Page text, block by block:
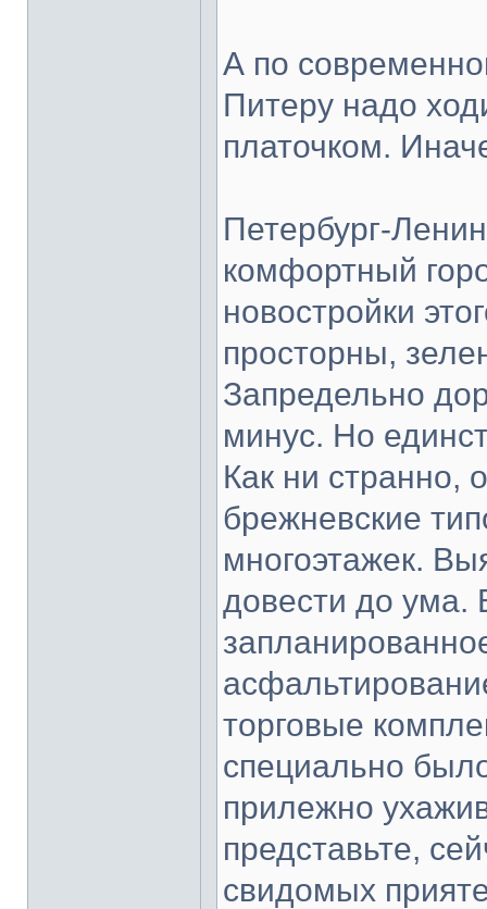
А по
Питеру надо
платочком.
Петербург-
комфортный
новостройки
просторны,
Запредельно
минус. Но
Как ни странно,
брежневские
многоэтажек.
довести до ума.
торговые
специально
прилежно
представьте,
свидомых